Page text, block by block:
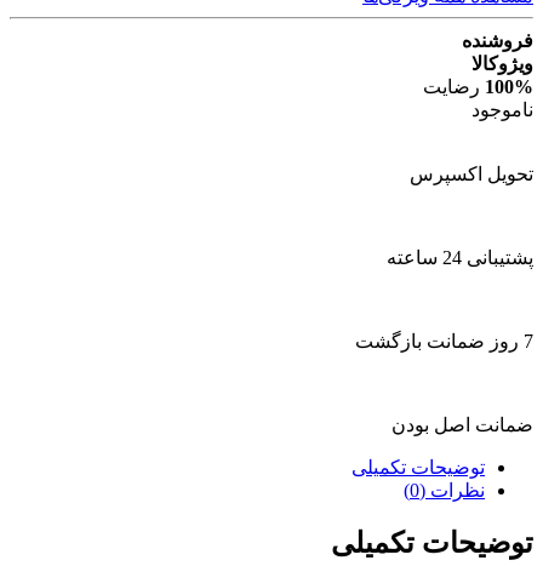
فروشنده
ویژوکالا
100% رضایت
ناموجود
تحویل اکسپرس
پشتیبانی 24 ساعته
7 روز ضمانت بازگشت
ضمانت اصل بودن
توضیحات تکمیلی
نظرات (0)
توضیحات تکمیلی